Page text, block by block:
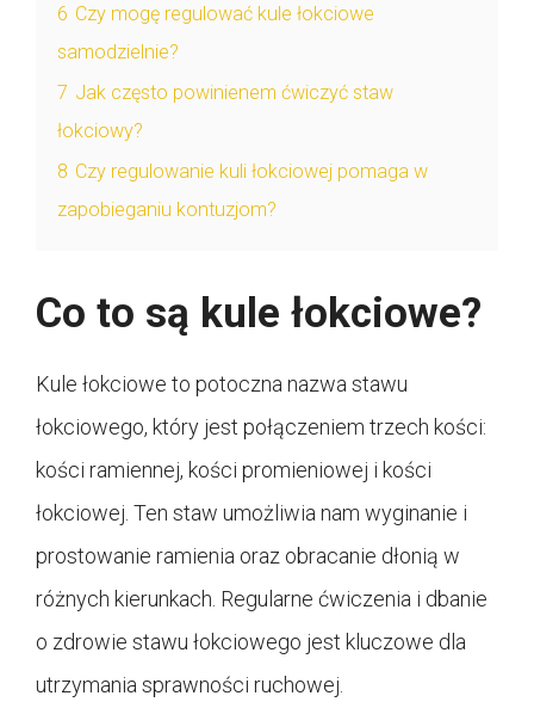
6 Czy mogę regulować kule łokciowe
samodzielnie?
7 Jak często powinienem ćwiczyć staw
łokciowy?
8 Czy regulowanie kuli łokciowej pomaga w
zapobieganiu kontuzjom?
Co to są kule łokciowe?
Kule łokciowe to potoczna nazwa stawu
łokciowego, który jest połączeniem trzech kości:
kości ramiennej, kości promieniowej i kości
łokciowej. Ten staw umożliwia nam wyginanie i
prostowanie ramienia oraz obracanie dłonią w
różnych kierunkach. Regularne ćwiczenia i dbanie
o zdrowie stawu łokciowego jest kluczowe dla
utrzymania sprawności ruchowej.